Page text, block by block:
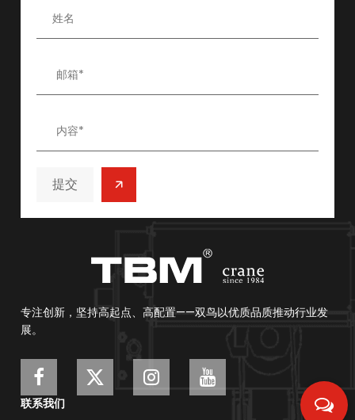
提交
专注创新，坚持高起点、高配置——双鸟以优质品质推动行业发
展。
联系我们